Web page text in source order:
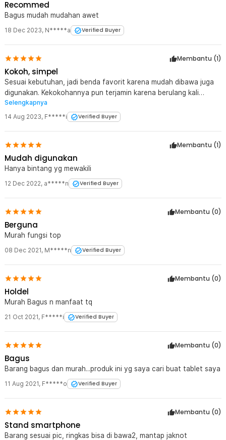
Recommed
Bagus mudah mudahan awet
18 Dec 2023, N*****a Verified Buyer
Membantu (1)
Kokoh, simpel
Sesuai kebutuhan, jadi benda favorit karena mudah dibawa juga
digunakan. Kekokohannya pun terjamin karena berulang kali
terbanting atau tertindih (ringan) kondisinya tetap baik
Selengkapnya
14 Aug 2023, F*****i Verified Buyer
Membantu (1)
Mudah digunakan
Hanya bintang yg mewakili
12 Dec 2022, a*****n Verified Buyer
Membantu (0)
Berguna
Murah fungsi top
08 Dec 2021, M*****n Verified Buyer
Membantu (0)
Holdel
Murah Bagus n manfaat tq
21 Oct 2021, F*****i Verified Buyer
Membantu (0)
Bagus
Barang bagus dan murah...produk ini yg saya cari buat tablet saya
11 Aug 2021, F*****o Verified Buyer
Membantu (0)
Stand smartphone
Barang sesuai pic, ringkas bisa di bawa2, mantap jaknot